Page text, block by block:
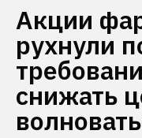
Акции
рухнули
снижать